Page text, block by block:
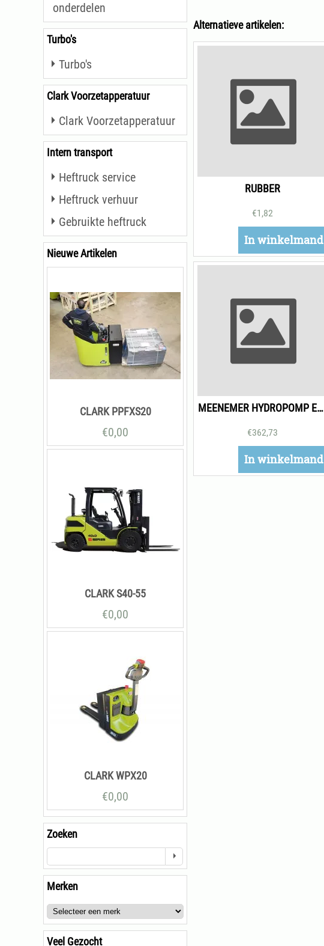
onderdelen
Turbo's
Turbo's
Clark Voorzetapperatuur
Clark Voorzetapperatuur
Intern transport
Heftruck service
Heftruck verhuur
Gebruikte heftruck
Nieuwe Artikelen
CLARK PPFXS20
€0,00
CLARK S40-55
€0,00
CLARK WPX20
€0,00
Zoeken
Merken
Veel Gezocht
Alternatieve artikelen:
RUBBER
€1,82
In winkelmand
MEENEMER HYDROPOMP EFY
€362,73
In winkelmand